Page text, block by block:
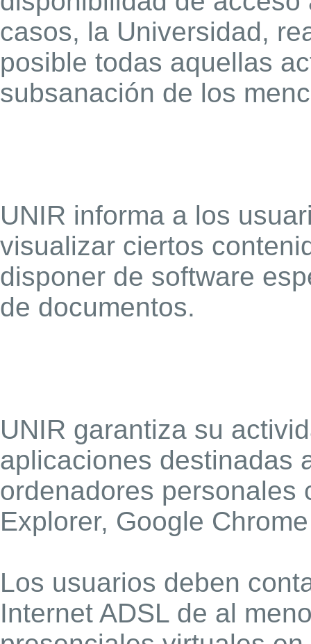
casos, la Universidad,
posible todas aquellas
subsanación de los
UNIR informa a los
visualizar ciertos
disponer de software
de documentos.
UNIR garantiza su
aplicaciones destinadas
ordenadores personales
Explorer, Google
Los usuarios deben
Internet ADSL de al